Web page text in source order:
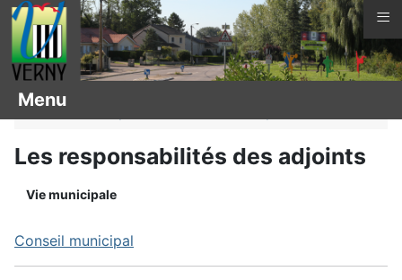
Vous êtes ici :
Vie municipale
Les responsabilités des adjoints
Vie municipale
Conseil municipal
Menu
≡